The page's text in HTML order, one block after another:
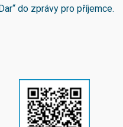
do zprávy pro příjemce.